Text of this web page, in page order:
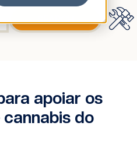
apoiar os
do